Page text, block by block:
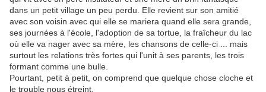
dans un petit village un peu perdu. Elle revient sur son amitié
avec son voisin avec qui elle se mariera quand elle sera grande,
ses journées à l'école, l'adoption de sa tortue, la fraîcheur du lac
où elle va nager avec sa mère, les chansons de celle-ci ... mais
surtout les relations très fortes qui l'unit à ses parents, les trois
formant comme une bulle.
Pourtant, petit à petit, on comprend que quelque chose cloche et
le trouble nous étreint.